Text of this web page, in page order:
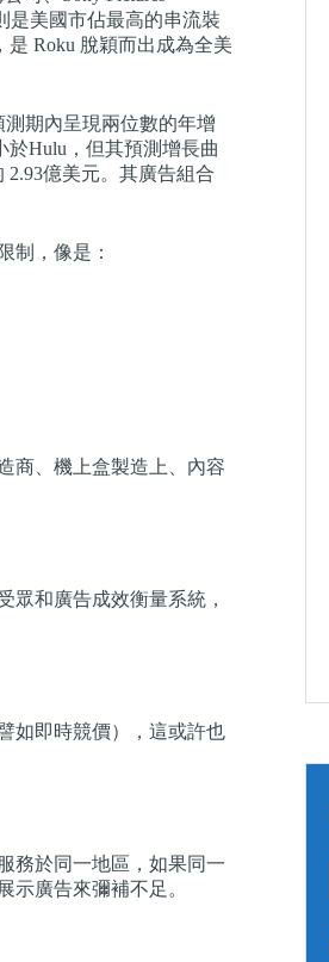
是美國市佔最高的串流裝
Roku 脫穎而出成為全美
測期內呈現兩位數的年增
Hulu，但其預測增長曲
2.93億美元。其廣告組合
制，像是：
商、機上盒製造上、內容
眾和廣告成效衡量系統，
如即時競價），這或許也
務於同一地區，如果同一
示廣告來彌補不足。